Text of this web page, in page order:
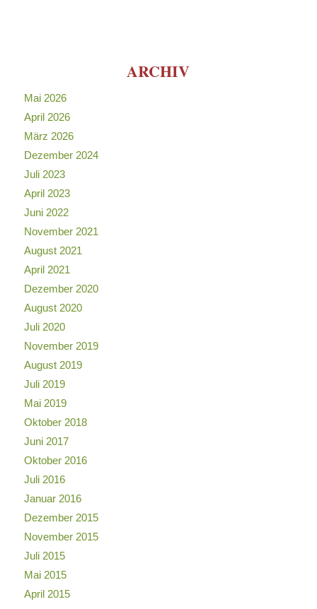
ARCHIV
Mai 2026
April 2026
März 2026
Dezember 2024
Juli 2023
April 2023
Juni 2022
November 2021
August 2021
April 2021
Dezember 2020
August 2020
Juli 2020
November 2019
August 2019
Juli 2019
Mai 2019
Oktober 2018
Juni 2017
Oktober 2016
Juli 2016
Januar 2016
Dezember 2015
November 2015
Juli 2015
Mai 2015
April 2015